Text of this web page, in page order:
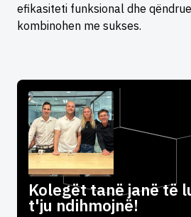
efikasiteti funksional dhe
kombinohen me sukses.
Kolegët tanë janë të
t'ju ndihmojnë!